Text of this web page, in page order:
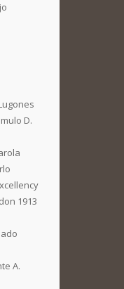
D.
1913
A.